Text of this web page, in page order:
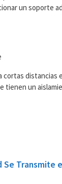
un soporte
un
Se Transmite